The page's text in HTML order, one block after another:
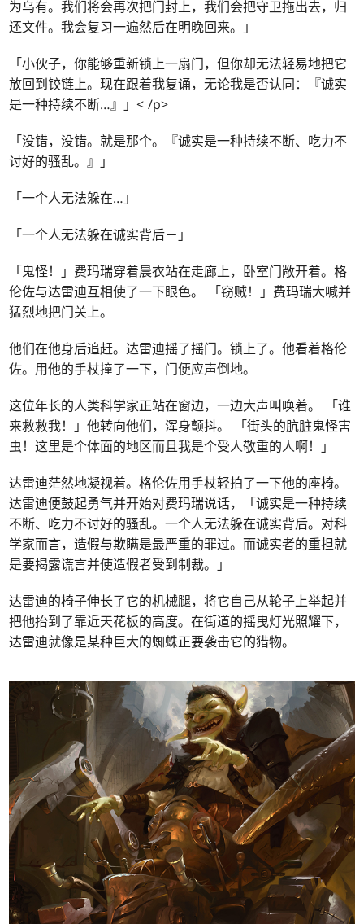
为乌有。我们将会再次把门封上，我们会把守卫拖出去，归
还文件。我会复习一遍然后在明晚回来。」
「小伙子，你能够重新锁上一扇门，但你却无法轻易地把它
放回到铰链上。现在跟着我复诵，无论我是否认同：『诚实
是一种持续不断…』」< /p>
「没错，没错。就是那个。『诚实是一种持续不断、吃力不
讨好的骚乱。』」
「一个人无法躲在…」
「一个人无法躲在诚实背后－」
「鬼怪！」费玛瑞穿着晨衣站在走廊上，卧室门敞开着。格
伦佐与达雷迪互相使了一下眼色。 「窃贼！」费玛瑞大喊并
猛烈地把门关上。
他们在他身后追赶。达雷迪摇了摇门。锁上了。他看着格伦
佐。用他的手杖撞了一下，门便应声倒地。
这位年长的人类科学家正站在窗边，一边大声叫唤着。 「谁
来救救我！」他转向他们，浑身颤抖。 「街头的肮脏鬼怪害
虫！这里是个体面的地区而且我是个受人敬重的人啊！」
达雷迪茫然地凝视着。格伦佐用手杖轻拍了一下他的座椅。
达雷迪便鼓起勇气并开始对费玛瑞说话，「诚实是一种持续
不断、吃力不讨好的骚乱。一个人无法躲在诚实背后。对科
学家而言，造假与欺瞒是最严重的罪过。而诚实者的重担就
是要揭露谎言并使造假者受到制裁。」
达雷迪的椅子伸长了它的机械腿，将它自己从轮子上举起并
把他抬到了靠近天花板的高度。在街道的摇曳灯光照耀下，
达雷迪就像是某种巨大的蜘蛛正要袭击它的猎物。